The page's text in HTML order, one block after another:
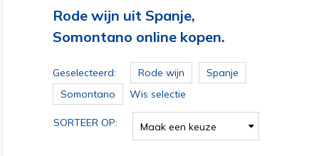
Rode wijn uit Spanje,
Somontano online kopen.
Geselecteerd: Rode wijn
Spanje
Somontano
Wis selectie
SORTEER OP: Maak een keuze